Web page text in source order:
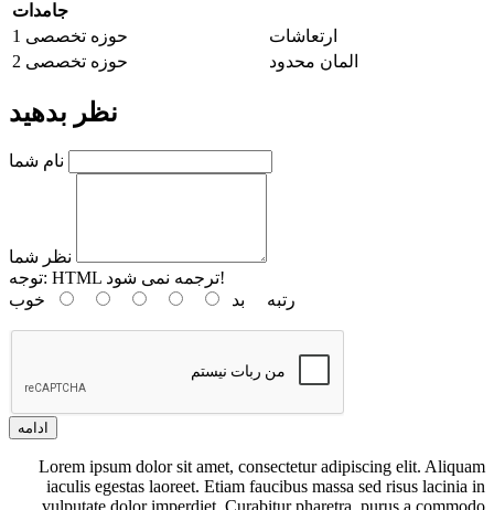
جامدات
حوزه تخصصی 1
ارتعاشات
حوزه تخصصی 2
المان محدود
نظر بدهید
نام شما
نظر شما
توجه:
HTML ترجمه نمی شود!
رتبه بد خوب
ادامه
Lorem ipsum dolor sit amet, consectetur adipiscing elit. Aliquam
iaculis egestas laoreet. Etiam faucibus massa sed risus lacinia in